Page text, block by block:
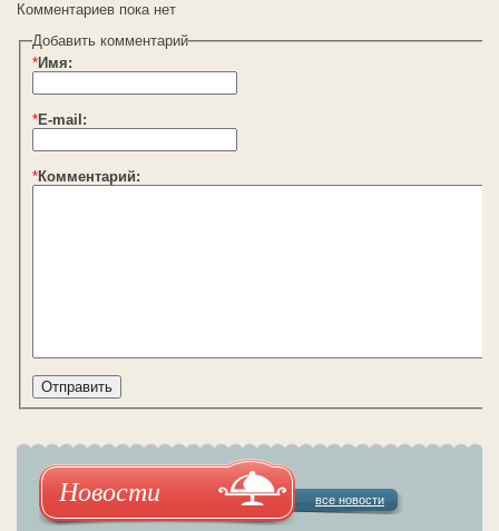
Комментариев пока нет
Добавить комментарий
*Имя:
*E-mail:
*Комментарий:
Новости все новости